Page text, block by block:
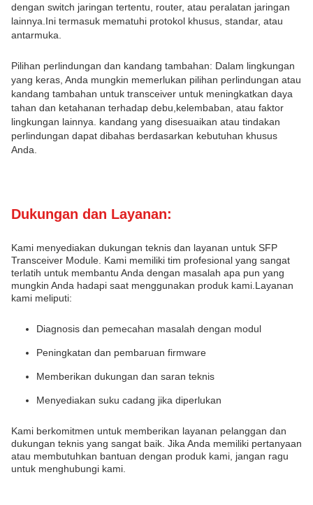
dengan switch jaringan tertentu, router, atau peralatan jaringan
lainnya.Ini termasuk mematuhi protokol khusus, standar, atau
antarmuka.
Pilihan perlindungan dan kandang tambahan: Dalam lingkungan
yang keras, Anda mungkin memerlukan pilihan perlindungan atau
kandang tambahan untuk transceiver untuk meningkatkan daya
tahan dan ketahanan terhadap debu,kelembaban, atau faktor
lingkungan lainnya. kandang yang disesuaikan atau tindakan
perlindungan dapat dibahas berdasarkan kebutuhan khusus
Anda.
Dukungan dan Layanan:
Kami menyediakan dukungan teknis dan layanan untuk SFP
Transceiver Module. Kami memiliki tim profesional yang sangat
terlatih untuk membantu Anda dengan masalah apa pun yang
mungkin Anda hadapi saat menggunakan produk kami.Layanan
kami meliputi:
Diagnosis dan pemecahan masalah dengan modul
Peningkatan dan pembaruan firmware
Memberikan dukungan dan saran teknis
Menyediakan suku cadang jika diperlukan
Kami berkomitmen untuk memberikan layanan pelanggan dan
dukungan teknis yang sangat baik. Jika Anda memiliki pertanyaan
atau membutuhkan bantuan dengan produk kami, jangan ragu
untuk menghubungi kami.